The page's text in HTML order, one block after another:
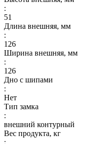
:
51
Длина внешняя, мм
:
126
Ширина внешняя, мм
:
126
Дно с шипами
:
Нет
Тип замка
:
внешний контурный
Вес продукта, кг
: